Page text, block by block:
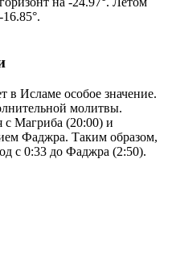
в Исламе особое значение.
молитвы.
с Магриба (20:00) и
Фаджра. Таким образом,
с 0:33 до Фаджра (2:50).